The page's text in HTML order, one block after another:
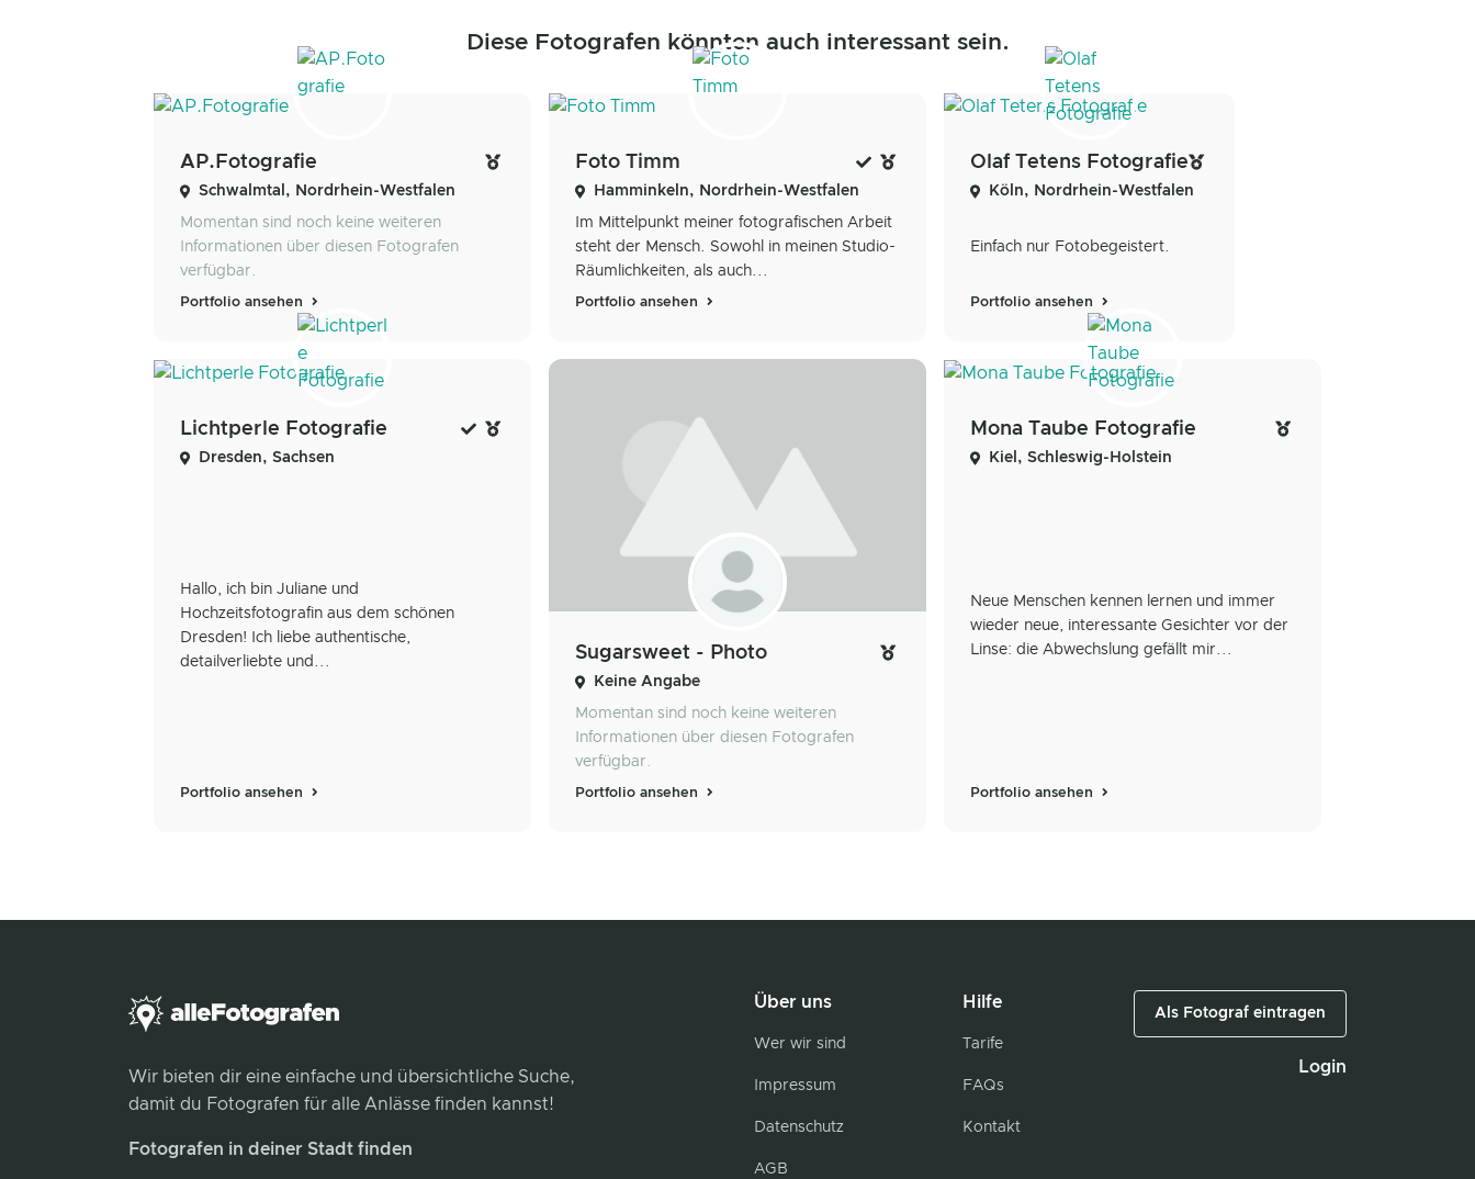
Diese Fotografen könnten auch interessant sein.
AP.Fotografie
Schwalmtal, Nordrhein-Westfalen
Momentan sind noch keine weiteren
Informationen über diesen Fotografen
verfügbar.
Portfolio ansehen
Foto Timm
Hamminkeln, Nordrhein-Westfalen
Im Mittelpunkt meiner fotografischen Arbeit
steht der Mensch. Sowohl in meinen Studio-
Räumlichkeiten, als auch...
Portfolio ansehen
Olaf Tetens Fotografie
Köln, Nordrhein-Westfalen
Einfach nur Fotobegeistert.
Portfolio ansehen
Lichtperle Fotografie
Dresden, Sachsen
Hallo, ich bin Juliane und
Hochzeitsfotografin aus dem schönen
Dresden! Ich liebe authentische,
detailverliebte und...
Portfolio ansehen
Sugarsweet - Photo
Keine Angabe
Momentan sind noch keine weiteren
Informationen über diesen Fotografen
verfügbar.
Portfolio ansehen
Mona Taube Fotografie
Kiel, Schleswig-Holstein
Neue Menschen kennen lernen und immer
wieder neue, interessante Gesichter vor der
Linse: die Abwechslung gefällt mir...
Portfolio ansehen
Wir bieten dir eine einfache und übersichtliche Suche,
damit du Fotografen für alle Anlässe finden kannst!
Fotografen in deiner Stadt finden
Über uns
Wer wir sind
Impressum
Datenschutz
AGB
Hilfe
Tarife
FAQs
Kontakt
Als Fotograf eintragen
Login